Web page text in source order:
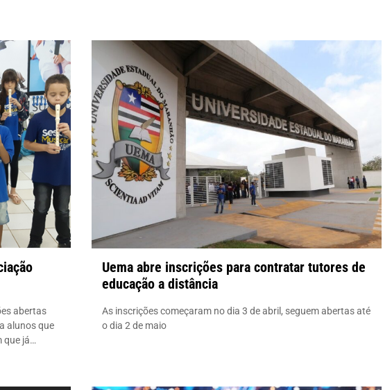
abertas
alunos que
que já
Uema abre inscrições para contratar tutores de
educação a distância
As inscrições começaram no dia 3 de abril, seguem abertas até
o dia 2 de maio